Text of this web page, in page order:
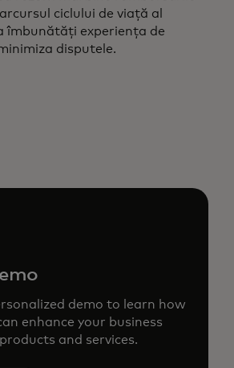
ciclului de viață al
îmbunătăți experiența de
disputele.
demo to learn how
enhance your business
and services.